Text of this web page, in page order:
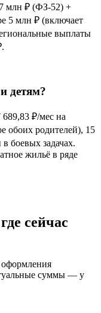
млн ₽ (ФЗ-52) +
5 млн ₽ (включает
выплаты
.
детям?
83 ₽/мес на
обоих родителей), 15
боевых задачах.
жильё в ряде
сейчас
суммы — у